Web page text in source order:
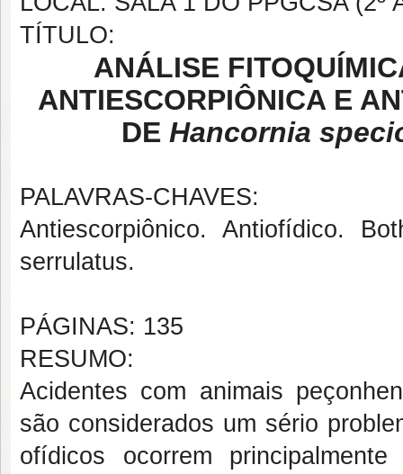
TÍTULO:
ANÁLISE
ANTIESCORPIÔNICA E
DE Hancornia
PALAVRAS-CHAVES:
Antiescorpiônico. Antiofídico.
serrulatus.
PÁGINAS: 135
RESUMO:
Acidentes com animais
são considerados um sério
ofídicos ocorrem